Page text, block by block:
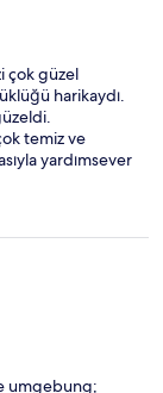
çok güzel
harikaydı.
temiz ve
yardımsever
beğendik.
çok
umgebung;